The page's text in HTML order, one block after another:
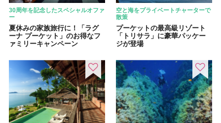
30周年を記念したスペシャルオファ
ー
夏休みの家族旅行に！「ラグ
ーナ プーケット」のお得なフ
ァミリーキャンペーン
空と海をプライベートチャーターで
散策
プーケットの最高級リゾート
「トリサラ」に豪華パッケー
ジが登場